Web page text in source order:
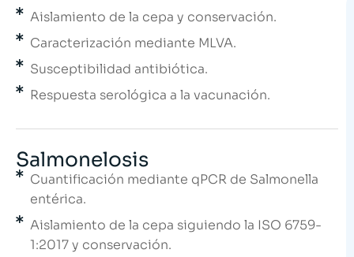
Aislamiento de la cepa y conservación.
Caracterización mediante MLVA.
Susceptibilidad antibiótica.
Respuesta serológica a la vacunación.
Salmonelosis
Cuantificación mediante qPCR de Salmonella
entérica.
Aislamiento de la cepa siguiendo la ISO 6759-
1:2017 y conservación.